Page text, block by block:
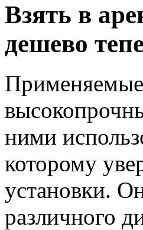
Взять в
дешево
Применяемые
ними
которому
установки.
различного